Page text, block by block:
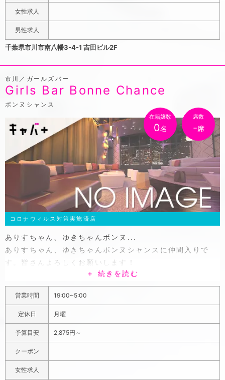
女性求人
男性求人
千葉県市川市南八幡3-4-1 吉田ビル2F
市川／ガールズバー
Girls Bar Bonne Chance
ボンヌシャンス
在籍嬢数
0名
席数
-席
コロナウィルス対策実施済店
ありすちゃん、ゆきちゃんボンヌ...
ありすちゃん、ゆきちゃんボンヌシャンスに仲間入りで
す。皆さんよろしくお願いします！
落ち着いてしっとり飲むよりも、無料で歌い放題のカラオ
ケを楽しみつつワイワイ盛り上がって飲みたい、という気
分の夜に訪れたいガールズバー!シックで大人びた雰囲気
が漂う店内でありながら、女の子たちが集まると、賑やか
にお酒が飲めるワイワイした雰囲気に様変わり。ミニスカ
とYシャツの制服風な衣装をかわいく着こなす若い女の子
ばかりなので、思わずお酒を飲む前からテンションがあが
ります。お酒も焼酎やウイスキーが飲み放題に加え、割り
物もあるのでお茶割りやハイボールなども楽しめますよ。
＋ 続きを読む
営業時間 19:00~5:00
定休日 月曜
予算目安 2,875円～
クーポン
女性求人